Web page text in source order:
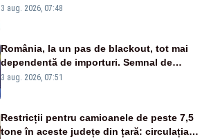
3 aug. 2026, 07:48
România, la un pas de blackout, tot mai
dependentă de importuri. Semnal de
alarmă tras de un expert în energie
3 aug. 2026, 07:51
Restricții pentru camioanele de peste 7,5
tone în aceste județe din țară: circulația